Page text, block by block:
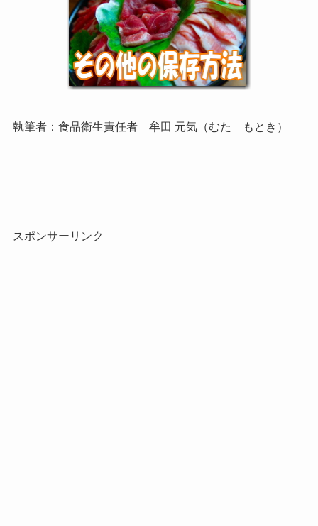
執筆者：食品衛生責任者 牟田 元気（むた もとき）
スポンサーリンク